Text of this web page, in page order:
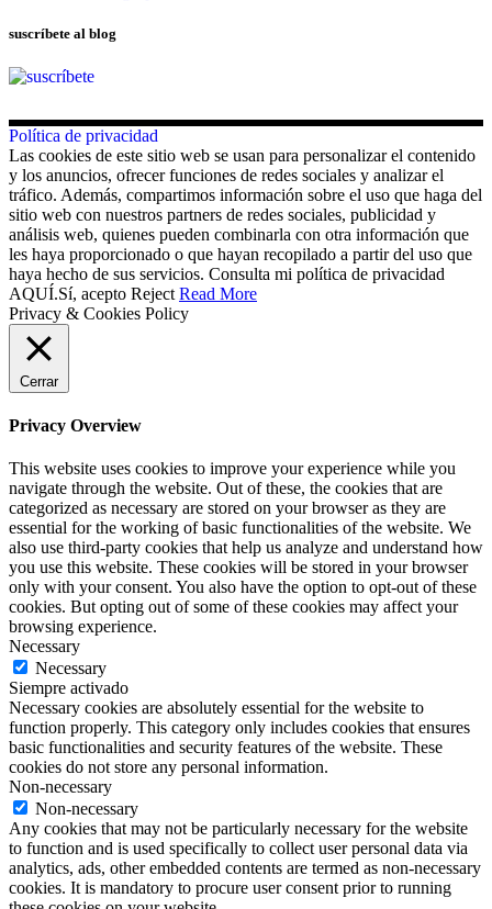
suscríbete al blog
Política de privacidad
Las cookies de este sitio web se usan para personalizar el contenido
y los anuncios, ofrecer funciones de redes sociales y analizar el
tráfico. Además, compartimos información sobre el uso que haga del
sitio web con nuestros partners de redes sociales, publicidad y
análisis web, quienes pueden combinarla con otra información que
les haya proporcionado o que hayan recopilado a partir del uso que
haya hecho de sus servicios. Consulta mi política de privacidad
AQUÍ.Sí, acepto Reject Read More
Privacy & Cookies Policy
Cerrar
Privacy Overview
This website uses cookies to improve your experience while you
navigate through the website. Out of these, the cookies that are
categorized as necessary are stored on your browser as they are
essential for the working of basic functionalities of the website. We
also use third-party cookies that help us analyze and understand how
you use this website. These cookies will be stored in your browser
only with your consent. You also have the option to opt-out of these
cookies. But opting out of some of these cookies may affect your
browsing experience.
Necessary
Necessary
Siempre activado
Necessary cookies are absolutely essential for the website to
function properly. This category only includes cookies that ensures
basic functionalities and security features of the website. These
cookies do not store any personal information.
Non-necessary
Non-necessary
Any cookies that may not be particularly necessary for the website
to function and is used specifically to collect user personal data via
analytics, ads, other embedded contents are termed as non-necessary
cookies. It is mandatory to procure user consent prior to running